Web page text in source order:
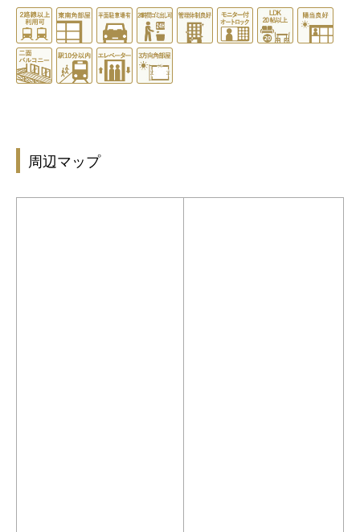
周辺マップ